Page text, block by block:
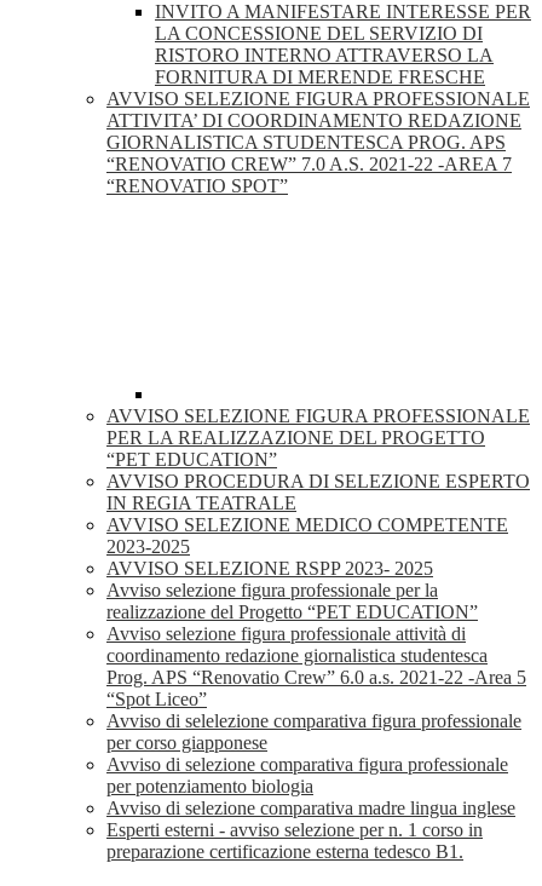
INVITO A MANIFESTARE INTERESSE PER
LA CONCESSIONE DEL SERVIZIO DI
RISTORO INTERNO ATTRAVERSO LA
FORNITURA DI MERENDE FRESCHE
AVVISO SELEZIONE FIGURA PROFESSIONALE
ATTIVITA’ DI COORDINAMENTO REDAZIONE
GIORNALISTICA STUDENTESCA PROG. APS
“RENOVATIO CREW” 7.0 A.S. 2021-22 -AREA 7
“RENOVATIO SPOT”
AVVISO SELEZIONE FIGURA PROFESSIONALE
PER LA REALIZZAZIONE DEL PROGETTO
“PET EDUCATION”
AVVISO PROCEDURA DI SELEZIONE ESPERTO
IN REGIA TEATRALE
AVVISO SELEZIONE MEDICO COMPETENTE
2023-2025
AVVISO SELEZIONE RSPP 2023- 2025
Avviso selezione figura professionale per la
realizzazione del Progetto “PET EDUCATION”
Avviso selezione figura professionale attività di
coordinamento redazione giornalistica studentesca
Prog. APS “Renovatio Crew” 6.0 a.s. 2021-22 -Area 5
“Spot Liceo”
Avviso di selelezione comparativa figura professionale
per corso giapponese
Avviso di selezione comparativa figura professionale
per potenziamento biologia
Avviso di selezione comparativa madre lingua inglese
Esperti esterni - avviso selezione per n. 1 corso in
preparazione certificazione esterna tedesco B1.